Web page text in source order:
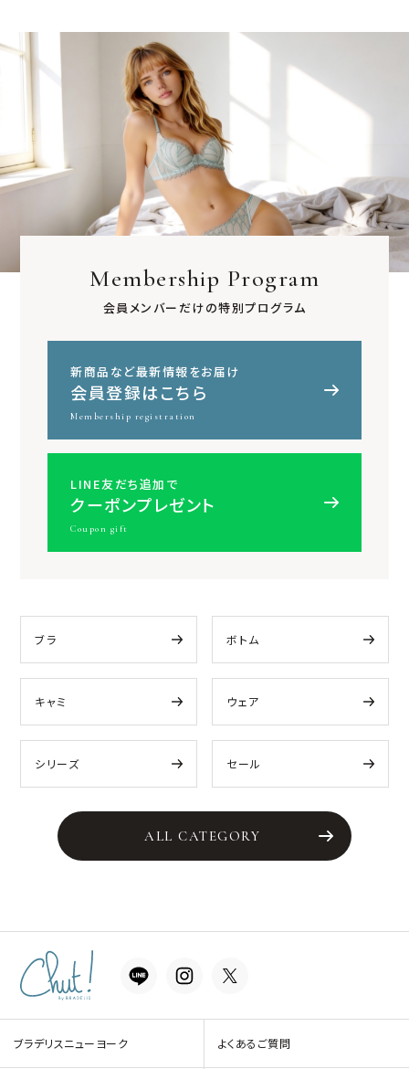
Membership Program
会員メンバーだけの特別プログラム
新商品など最新情報をお届け
会員登録はこちら
Membership registration
LINE友だち追加で
クーポンプレゼント
Coupon gift
ブラ ボトム
キャミ ウェア
シリーズ セール
ALL CATEGORY
ブラデリスニューヨーク よくあるご質問